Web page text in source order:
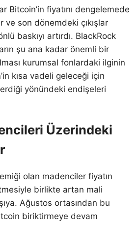
Bitcoin’in fiyatını dengelemede
ve son dönemdeki çıkışlar
baskıyı artırdı. BlackRock
şu ana kadar önemli bir
kurumsal fonlardaki ilginin
kısa vadeli geleceği için
yönündeki endişeleri
Üzerindeki
olan madenciler fiyatın
birlikte artan mali
Ağustos ortasından bu
biriktirmeye devam